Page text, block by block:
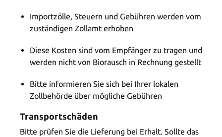
Importzölle, Steuern und Gebühren werden vom
zuständigen Zollamt erhoben
Diese Kosten sind vom Empfänger zu tragen und
werden nicht von Biorausch in Rechnung gestellt
Bitte informieren Sie sich bei Ihrer lokalen
Zollbehörde über mögliche Gebühren
Transportschäden
Bitte prüfen Sie die Lieferung bei Erhalt. Sollte das